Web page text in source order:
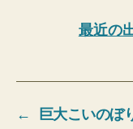
最近の
←
巨大こいの